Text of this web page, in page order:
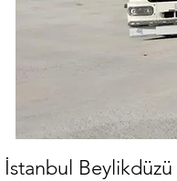
İstanbul Beylikdüzü